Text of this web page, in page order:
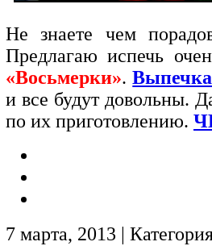
Не знаете чем
Предлагаю испечь
«Восьмерки».Выпечка
и все будут довольны.
по их приготовлению.
7 марта, 2013 |